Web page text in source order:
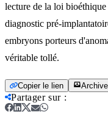
lecture de la loi
diagnostic pré-
embryons porteurs
véritable tollé.
Copier le lien
Partager sur: